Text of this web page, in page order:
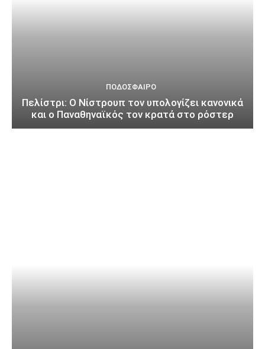
ΠΟΔΌΣΦΑΙΡΟ
Πελίστρι: Ο Νίστρουπ τον υπολογίζει κανονικά
και ο Παναθηναϊκός τον κρατά στο ρόστερ